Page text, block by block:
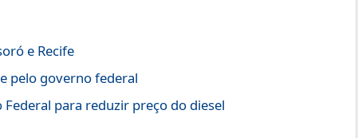
e Recife
pelo governo federal
para reduzir preço do diesel